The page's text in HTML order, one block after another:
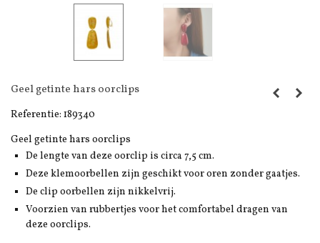
Geel getinte hars oorclips
Referentie: 189340
Geel getinte hars oorclips
De lengte van deze oorclip is circa 7,5 cm.
Deze klemoorbellen zijn geschikt voor oren zonder gaatjes.
De clip oorbellen zijn nikkelvrij.
Voorzien van rubbertjes voor het comfortabel dragen van
deze oorclips.